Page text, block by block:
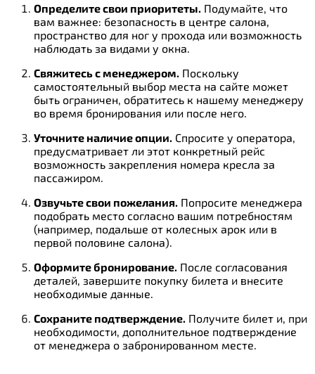
Определите свои приоритеты. Подумайте, что
вам важнее: безопасность в центре салона,
пространство для ног у прохода или возможность
наблюдать за видами у окна.
Свяжитесь с менеджером. Поскольку
самостоятельный выбор места на сайте может
быть ограничен, обратитесь к нашему менеджеру
во время бронирования или после него.
Уточните наличие опции. Спросите у оператора,
предусматривает ли этот конкретный рейс
возможность закрепления номера кресла за
пассажиром.
Озвучьте свои пожелания. Попросите менеджера
подобрать место согласно вашим потребностям
(например, подальше от колесных арок или в
первой половине салона).
Оформите бронирование. После согласования
деталей, завершите покупку билета и внесите
необходимые данные.
Сохраните подтверждение. Получите билет и, при
необходимости, дополнительное подтверждение
от менеджера о забронированном месте.